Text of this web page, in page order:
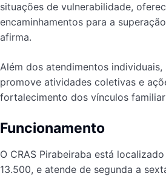
situações de vulnerabilidade,
encaminhamentos para a
afirma.
Além dos atendimentos individuais,
promove atividades coletivas e
fortalecimento dos vínculos
Funcionamento
O CRAS Pirabeiraba está
13.500, e atende de segunda a